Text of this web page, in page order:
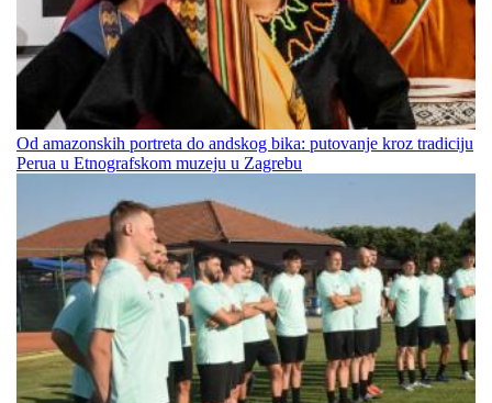
Od amazonskih portreta do andskog bika: putovanje kroz tradiciju
Perua u Etnografskom muzeju u Zagrebu